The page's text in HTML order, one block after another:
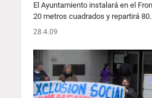
El Ayuntamiento instalará en el
20 metros cuadrados y repartirá
28.4.09